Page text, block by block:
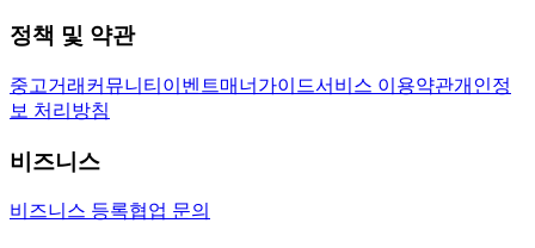
정책 및 약관
중고거래 커뮤니티 이벤트매너가이드서비스 이용약관개인정
보 처리방침
비즈니스
비즈니스 등록협업 문의